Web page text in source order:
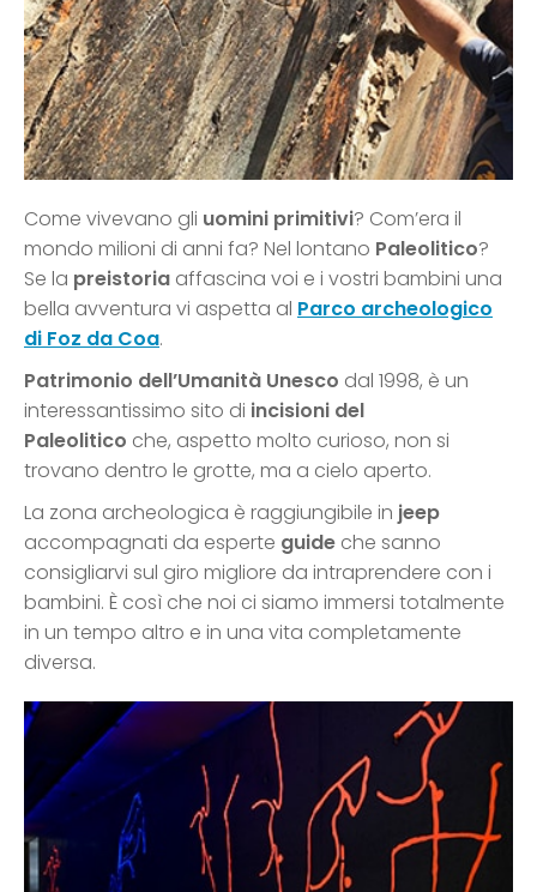
Come vivevano gli uomini primitivi? Com’era il
mondo milioni di anni fa? Nel lontano Paleolitico?
Se la preistoria affascina voi e i vostri bambini una
bella avventura vi aspetta al Parco archeologico
di Foz da Coa.
Patrimonio dell’Umanità Unesco dal 1998, è un
interessantissimo sito di incisioni del
Paleolitico che, aspetto molto curioso, non si
trovano dentro le grotte, ma a cielo aperto.
La zona archeologica è raggiungibile in jeep
accompagnati da esperte guide che sanno
consigliarvi sul giro migliore da intraprendere con i
bambini. È così che noi ci siamo immersi totalmente
in un tempo altro e in una vita completamente
diversa.